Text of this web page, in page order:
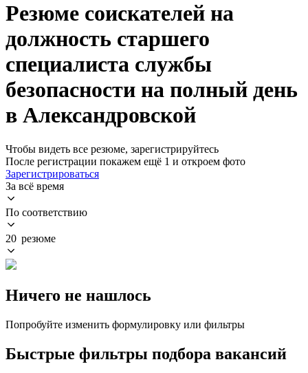
Резюме соискателей на
должность старшего
специалиста службы
безопасности на полный день
в Александровской
Чтобы видеть все резюме, зарегистрируйтесь
После регистрации покажем ещё 1 и откроем фото
Зарегистрироваться
За всё время
По соответствию
20 резюме
Ничего не нашлось
Попробуйте изменить формулировку или фильтры
Быстрые фильтры подбора вакансий